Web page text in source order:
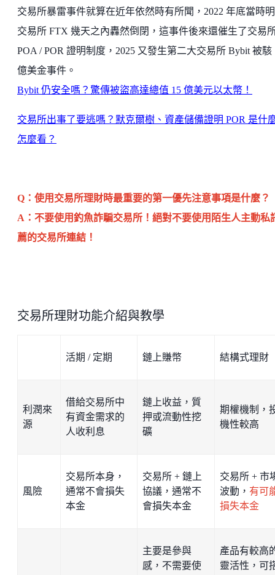
交易所暴雷事件就算在近年依然時有所聞，2022 年底當時
交易所 FTX 幾天之內轟然倒閉，這事件後來還催生了交易
POA / POR 證明制度，2025 又發生第二大交易所 Bybit 被駭
億美金事件。
Bybit 仍安全嗎？驚傳被盜高達總值 15 億美元以太幣！
交易所出事了要逃嗎？默克爾樹、資產儲備證明 POR 是什
怎麼看？
Q：使用交易所理財時最重要的第一優先注意事項是什麼？
A：不要使用釣魚詐騙交易所！絕對不要使用陌生人主動私
薦的交易所連結！
交易所理財功能介紹與教學
活期 / 定期 鏈上賺幣 結構式理財
利潤來
源
借給交易所中
有資金需求的
人收利息
鏈上收益，質
押或流動性挖
礦
期權機制，
機性較高
風險
交易所本身，
通常不會損失
本金
交易所 + 鏈上
協議，通常不
會損失本金
交易所 + 市
波動， 有可
損失本金
主要是參與
感，不需要使
產品有較高
靈活性，可